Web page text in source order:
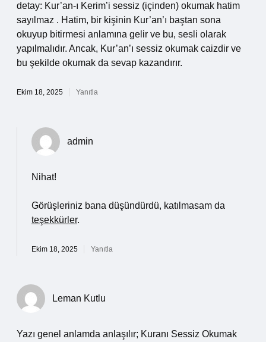
detay: Kur’an-ı Kerim’i sessiz (içinden) okumak hatim
sayılmaz . Hatim, bir kişinin Kur’an’ı baştan sona
okuyup bitirmesi anlamına gelir ve bu, sesli olarak
yapılmalıdır. Ancak, Kur’an’ı sessiz okumak caizdir ve
bu şekilde okumak da sevap kazandırır.
Ekim 18, 2025 Yanıtla
admin
Nihat!
Görüşleriniz bana düşündürdü, katılmasam da
teşekkürler.
Ekim 18, 2025 Yanıtla
Leman Kutlu
Yazı genel anlamda anlaşılır; Kuranı Sessiz Okumak